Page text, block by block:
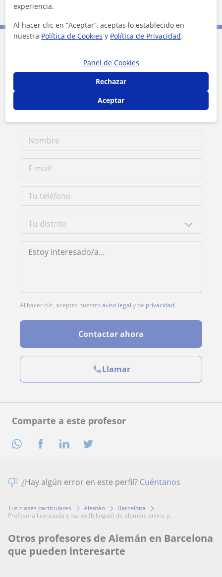
Comparte a este profesor
Al hacer clic, aceptas nuestroaviso legal y de privacidad
Contactar ahora
Llamar
¿Hay algún error en este perfil? Cuéntanos
Tus clases particulares Alemán
Barcelona
profesora licenciada y nativa (bilingüe) de alemán, online y...
Otros profesores de Alemán en Barcelona
que pueden interesarte
experiencia.
Al hacer clic en “Aceptar”, aceptas lo establecido en
nuestra Política de Cookies y Política de Privacidad.
Panel de Cookies
Rechazar
Aceptar